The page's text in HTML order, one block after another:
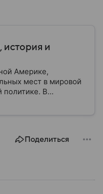
и
Америке,
мест в мировой
политике. В
об этой стране.
Поделиться